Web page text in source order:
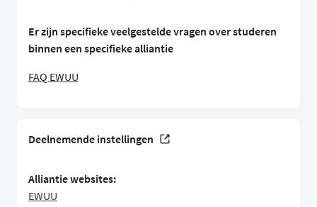
Er zijn specifieke veelgestelde vragen over studeren
binnen een specifieke alliantie
FAQ EWUU
Deelnemende instellingen
Alliantie websites:
EWUU